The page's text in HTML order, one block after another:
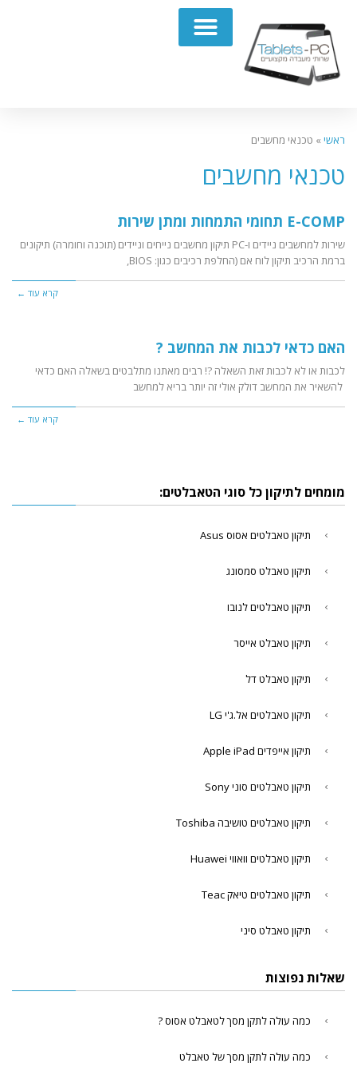
ראשי » טכנאי מחשבים
טכנאי מחשבים
E-COMP תחומי התמחות ומתן שירות
שירות למחשבים ניידים ו-PC תיקון מחשבים נייחים וניידים (תוכנה וחומרה) תיקונים
ברמת הרכיב תיקון לוח אם (החלפת רכיבים כגון: BIOS,
קרא עוד ←
האם כדאי לכבות את המחשב ?
לכבות או לא לכבות זאת השאלה ?! רבים מאתנו מתלבטים בשאלה האם כדאי
להשאיר את המחשב דולק אולי זה יותר בריא למחשב
קרא עוד ←
מומחים לתיקון כל סוגי הטאבלטים:
תיקון טאבלטים אסוס Asus
תיקון טאבלט סמסונג
תיקון טאבלטים לנובו
תיקון טאבלט אייסר
תיקון טאבלט דל
תיקון טאבלטים אל.ג'י LG
תיקון אייפדים Apple iPad
תיקון טאבלטים סוני Sony
תיקון טאבלטים טושיבה Toshiba
תיקון טאבלטים וואווי Huawei
תיקון טאבלטים טיאק Teac
תיקון טאבלט סיני
שאלות נפוצות
כמה עולה לתקן מסך לטאבלט אסוס ?
כמה עולה לתקן מסך של טאבלט